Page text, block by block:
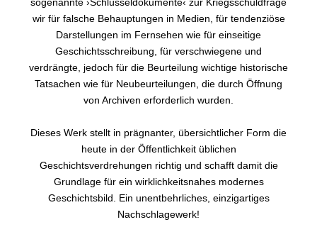
wir für falsche Behauptungen in Medien, für tendenziöse
Darstellungen im Fernsehen wie für einseitige
Geschichtsschreibung, für verschwiegene und
verdrängte, jedoch für die Beurteilung wichtige historische
Tatsachen wie für Neubeurteilungen, die durch Öffnung
von Archiven erforderlich wurden.
Dieses Werk stellt in prägnanter, übersichtlicher Form die
heute in der Öffentlichkeit üblichen
Geschichtsverdrehungen richtig und schafft damit die
Grundlage für ein wirklichkeitsnahes modernes
Geschichtsbild. Ein unentbehrliches, einzigartiges
Nachschlagewerk!